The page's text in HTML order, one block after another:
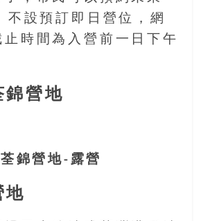
不設預訂即日營位，網
時間為入營前一日下午
錦營地
地